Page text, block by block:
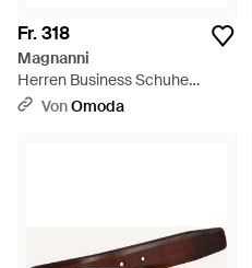
Fr. 318
Magnanni
Herren Business Schuhe
23828 - Schwarz
VonOmoda